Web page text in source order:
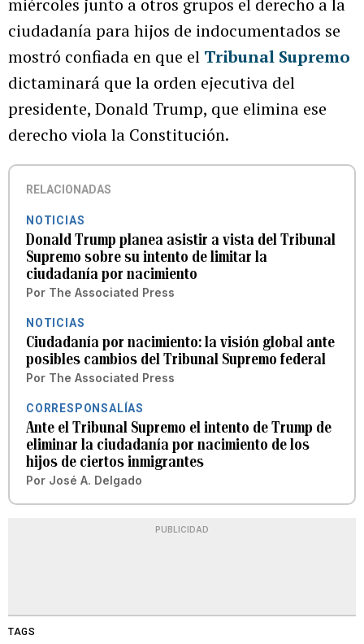
miércoles junto a otros grupos el derecho a la
ciudadanía para hijos de indocumentados se
mostró confiada en que el Tribunal Supremo
dictaminará que la orden ejecutiva del
presidente, Donald Trump, que elimina ese
derecho viola la Constitución.
RELACIONADAS
NOTICIAS
Donald Trump planea asistir a vista del Tribunal
Supremo sobre su intento de limitar la
ciudadanía por nacimiento
Por The Associated Press
NOTICIAS
Ciudadanía por nacimiento: la visión global ante
posibles cambios del Tribunal Supremo federal
Por The Associated Press
CORRESPONSALÍAS
Ante el Tribunal Supremo el intento de Trump de
eliminar la ciudadanía por nacimiento de los
hijos de ciertos inmigrantes
Por José A. Delgado
PUBLICIDAD
TAGS